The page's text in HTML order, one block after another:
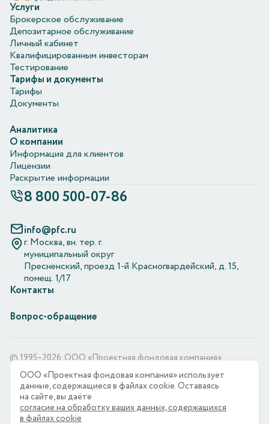
Услуги
Брокерское обслуживание
Депозитарное обслуживание
Личный кабинет
Квалифицированным инвесторам
Тестирование
Тарифы и документы
Тарифы
Документы
Аналитика
О компании
Информация для клиентов
Лицензии
Раскрытие информации
8 800 500-07-86
info@pfc.ru
г. Москва, вн. тер. г.
муниципальный округ
Пресненский, проезд 1-й Красногвардейский, д. 15,
помещ. 1/17
Контакты
Вопрос-обращение
© 1995–2026. ООО «Проектная фондовая компания»
ООО «Проектная фондовая компания» является оператором
по обработке персональных данных, информация
об обработке персональных данных и сведения о реализуемых
требованиях к защите персональных данных отражены в
Политике в отношении обработки персональных данных.
ООО «Проектная фондовая компания» использует
данные, содержащиеся в файлах cookie. Оставаясь
на сайте, вы даёте
согласие на обработку ваших данных, содержащихся
в файлах cookie